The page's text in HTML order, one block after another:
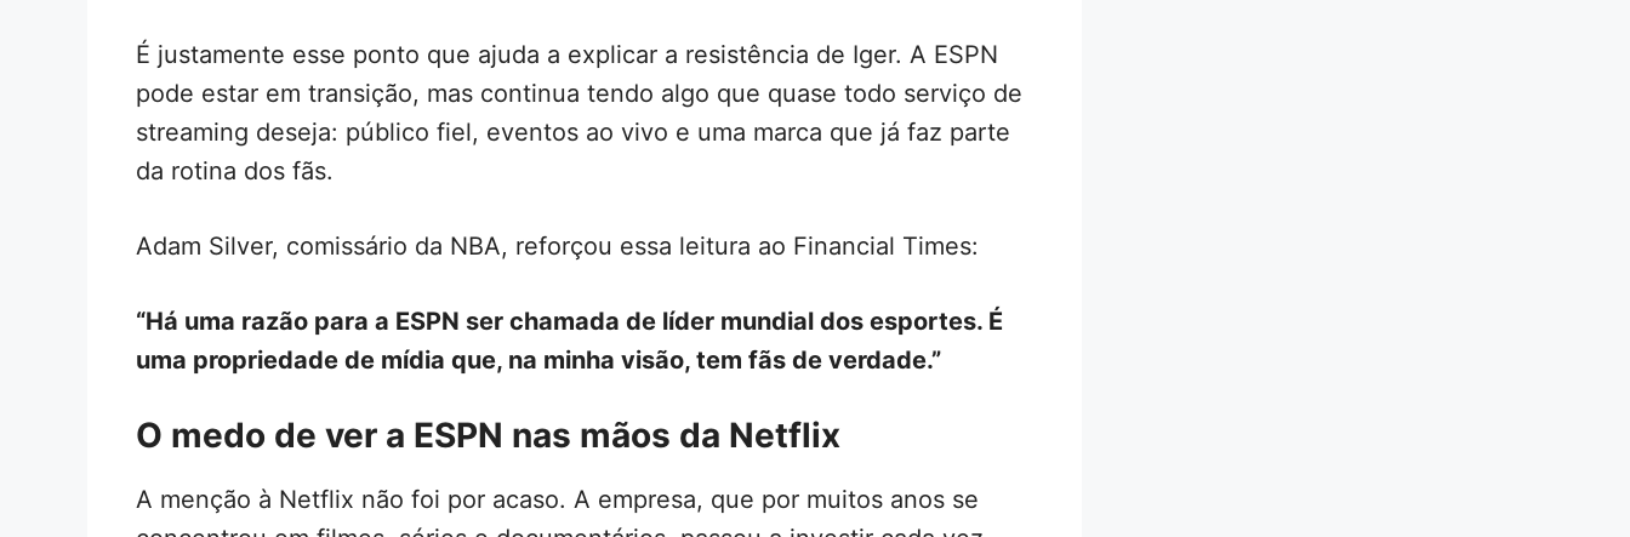
É justamente esse ponto que ajuda a explicar a resistência de Iger. A ESPN
pode estar em transição, mas continua tendo algo que quase todo serviço de
streaming deseja: público fiel, eventos ao vivo e uma marca que já faz parte
da rotina dos fãs.
Adam Silver, comissário da NBA, reforçou essa leitura ao Financial Times:
“Há uma razão para a ESPN ser chamada de líder mundial dos esportes. É
uma propriedade de mídia que, na minha visão, tem fãs de verdade.”
O medo de ver a ESPN nas mãos da Netflix
A menção à Netflix não foi por acaso. A empresa, que por muitos anos se